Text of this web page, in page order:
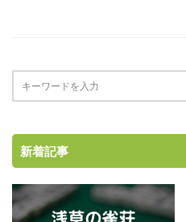
新着記事